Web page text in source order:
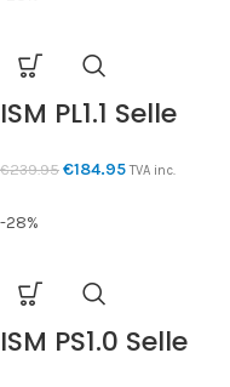
ISM PL1.1 Selle
€239.95 €184.95TVA inc.
-28%
ISM PS1.0 Selle